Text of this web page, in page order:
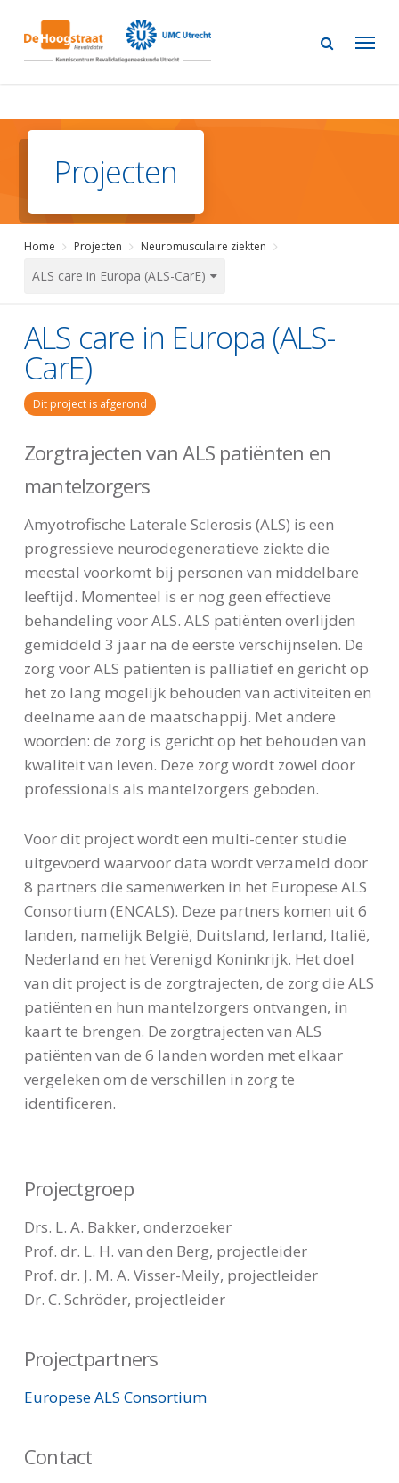
main
Projecten
Home Projecten Neuromusculaire ziekten
ALS care in Europa (ALS-CarE)
ALS care in Europa (ALS-
CarE)
Dit project is afgerond
Zorgtrajecten van ALS patiënten en
mantelzorgers
Amyotrofische Laterale Sclerosis (ALS) is een
progressieve neurodegeneratieve ziekte die
meestal voorkomt bij personen van middelbare
leeftijd. Momenteel is er nog geen effectieve
behandeling voor ALS. ALS patiënten overlijden
gemiddeld 3 jaar na de eerste verschijnselen. De
zorg voor ALS patiënten is palliatief en gericht op
het zo lang mogelijk behouden van activiteiten en
deelname aan de maatschappij. Met andere
woorden: de zorg is gericht op het behouden van
kwaliteit van leven. Deze zorg wordt zowel door
professionals als mantelzorgers geboden.
Voor dit project wordt een multi-center studie
uitgevoerd waarvoor data wordt verzameld door
8 partners die samenwerken in het Europese ALS
Consortium (ENCALS). Deze partners komen uit 6
landen, namelijk België, Duitsland, Ierland, Italië,
Nederland en het Verenigd Koninkrijk. Het doel
van dit project is de zorgtrajecten, de zorg die ALS
patiënten en hun mantelzorgers ontvangen, in
kaart te brengen. De zorgtrajecten van ALS
patiënten van de 6 landen worden met elkaar
vergeleken om de verschillen in zorg te
identificeren.
Projectgroep
Drs. L. A. Bakker, onderzoeker
Prof. dr. L. H. van den Berg, projectleider
Prof. dr. J. M. A. Visser-Meily, projectleider
Dr. C. Schröder, projectleider
Projectpartners
Europese ALS Consortium
Contact